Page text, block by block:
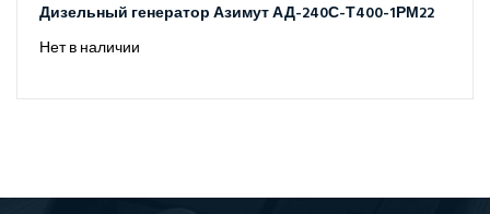
Дизельный генератор Азимут АД-240С-Т400-1РМ22
Нет в наличии